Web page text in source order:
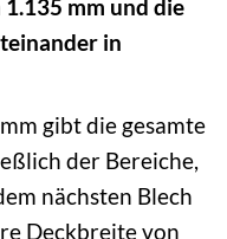
mm und die
in
gibt die gesamte
der Bereiche,
nächsten Blech
Deckbreite von